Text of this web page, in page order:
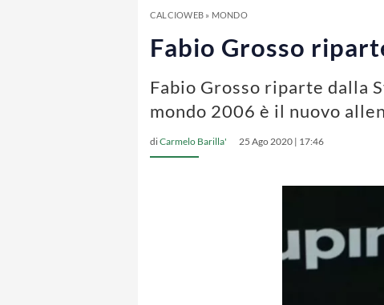
CALCIOWEB» MONDO
Fabio Grosso
Fabio Grosso riparte dalla
mondo 2006 è il nuovo
diCarmelo Barilla' 25 Ago 2020 | 17:46